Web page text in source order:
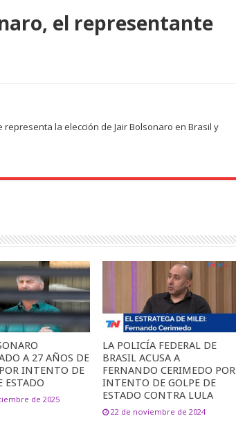
el representante
la elección de Jair Bolsonaro en Brasil y
A 27 AÑOS DE
INTENTO DE
ESTADO
de 2025
LA POLICÍA FEDERAL DE
BRASIL ACUSA A
FERNANDO CERIMEDO POR
INTENTO DE GOLPE DE
ESTADO CONTRA LULA
22 de noviembre de 2024